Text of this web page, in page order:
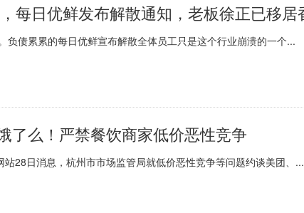
负债累累的每日优鲜宣布解散全体员工只是这个行业崩溃的一个...
了么！严禁餐饮商家低价恶性竞争
28日消息，杭州市市场监管局就低价恶性竞争等问题约谈美团、...